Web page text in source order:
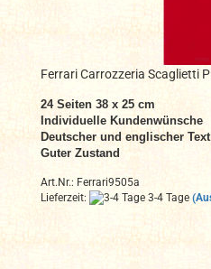
Ferrari Carrozzeria Scaglietti
24 Seiten 38 x 25 cm
Individuelle Kundenwünsche
Deutscher und englischer Text
Guter Zustand
Art.Nr.: Ferrari9505a
Lieferzeit:
3-4 Tage